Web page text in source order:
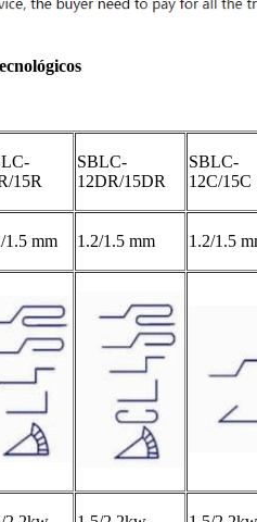
15R
SBLC-
12DR/15DR
SBLC-
12C/15C
1.5 mm 1.2/1.5 mm 1.2/1.5